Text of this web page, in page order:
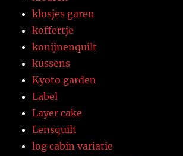
klosjes garen
koffertje
konijnenquilt
kussens
Kyoto garden
Label
Layer cake
Lensquilt
log cabin variatie